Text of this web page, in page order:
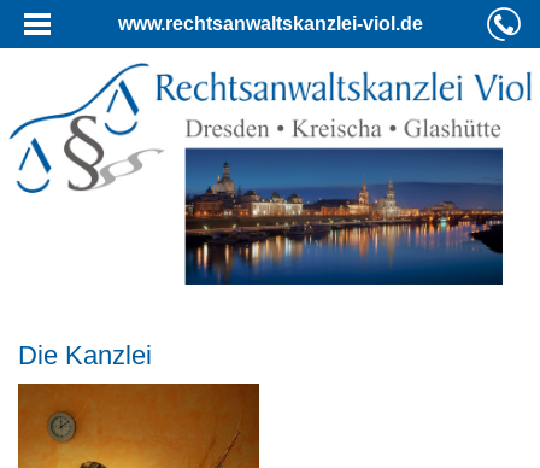
www.rechtsanwaltskanzlei-viol.de
Die Kanzlei